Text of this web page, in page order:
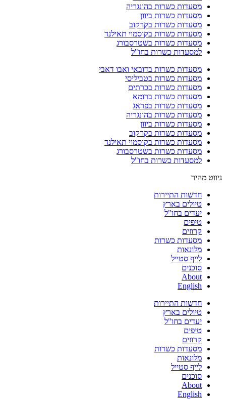
מסעדות כשרות בהונגריה
מסעדות כשרות ביוון
מסעדות כשרות בקרקוב
מסעדות כשרות בקוסמוי תאילנד
מסעדות כשרות בשטרסבורג
למסעדות כשרות בחו"ל
מסעדות כשרות בדובאי ואבו דאבי
מסעדות כשרות בטביליסי
מסעדות כשרות בכרתים
מסעדות כשרות ברומא
מסעדות כשרות בפראג
מסעדות כשרות בהונגריה
מסעדות כשרות ביוון
מסעדות כשרות בקרקוב
מסעדות כשרות בקוסמוי תאילנד
מסעדות כשרות בשטרסבורג
למסעדות כשרות בחו"ל
ניווט מהיר
חדשות התיירות
טיולים בארץ
יעדים בחו"ל
טיפים
קרוזים
מסעדות כשרות
מלונאות
לייף סטייל
סוכנים
About
English
חדשות התיירות
טיולים בארץ
יעדים בחו"ל
טיפים
קרוזים
מסעדות כשרות
מלונאות
לייף סטייל
סוכנים
About
English